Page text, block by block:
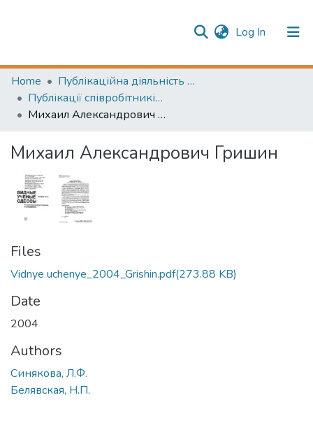
Log In (current)
Communities & Collections
All of Repository
Publication information
Home
Публікаційна діяльність НТБ ОНТУ (Publication activities of the STL of the ONUT)
Публікації співробітників НТБ (Library staff publications)
Михаил Александрович Гришин
Михаил Александрович Гришин
Files
Vidnye uchenye_2004_Grishin.pdf(273.88 KB)
Date
2004
Authors
Синякова, Л.Ф.
Белявская, Н.П.